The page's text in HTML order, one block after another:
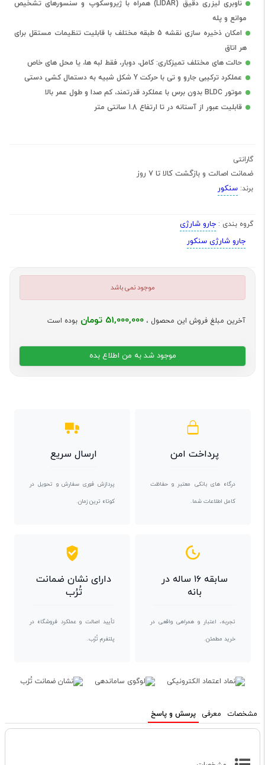
ناوبری لیزری دقیق (LIDAR) همراه با ژیروسکوپ و سنسورهای تشخیص
موانع و پله
امکان ذخیره سازی نقشه 5 طبقه مختلف با قابلیت تنظیمات مستقل برای
هر اتاق
حالت های مختلف تمیزکاری: کامل، دوبار، فقط لبه ها، یا محل های خاص
عملکرد ترکیبی جارو و تی با حرکت Y شکل شبیه به دستمال کشی دستی
موتور BLDC بدون برس با عملکرد قدرتمند، کم صدا و طول عمر بالا
قابلیت عبور از آستانه در تا ارتفاع 1.8 سانتی متر
گارانتی
ضمانت اصالت و بازگشت کالا تا 7 روز
برند: سنکور
گروه بندی : جارو شارژی
جارو شارژی سنکور
موجود نمی باشد
آخرین مبلغ فروش این محصول ، 51,000,000 تومان بوده است
موجود شد به من اطلاع بده
پرداخت امن
درگاه های بانکی معتبر و حفاظت
کامل اطلاعات شما.
ارسال سریع
پردازش فوری سفارش و تحویل در
کوتاه ترین زمان.
سابقه ۱۶ ساله در
بانه
تجربه، اعتبار و همراهی واقعی در
خرید مطمئن.
دارای نشان ضمانت
تُرُب
تأیید اصالت و عملکرد فروشگاه در
پلتفرم تُرُب.
مشخصات معرفی پرسش و پاسخ